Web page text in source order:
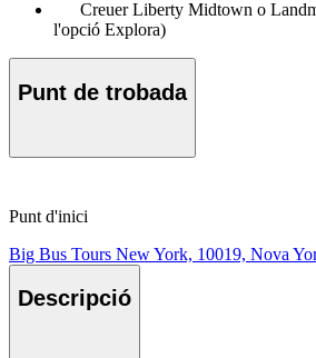
Creuer Liberty Midtown o
l'opció Explora)
Punt de trobada
Punt d'inici
Big Bus Tours New York, 10019, Nova
Descripció